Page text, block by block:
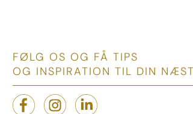
FØLG OS OG FÅ TIPS
OG INSPIRATION TIL DIN